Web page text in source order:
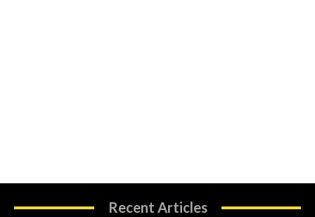
Recent Articles